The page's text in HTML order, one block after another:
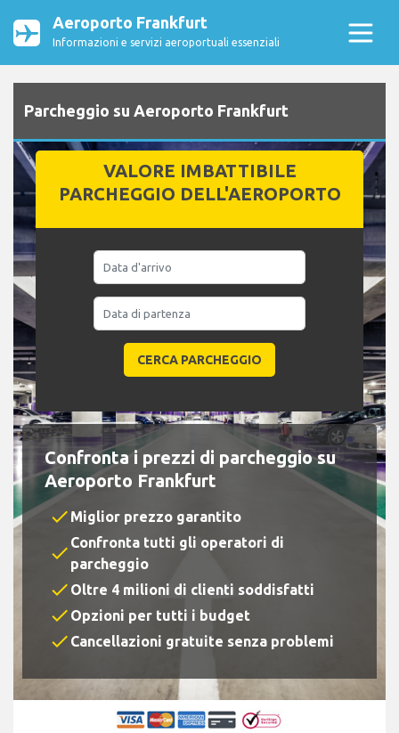
Aeroporto Frankfurt
Informazioni e servizi aeroportuali essenziali
Parcheggio su Aeroporto Frankfurt
VALORE IMBATTIBILE
PARCHEGGIO DELL'AEROPORTO
Confronta i prezzi di parcheggio su
Aeroporto Frankfurt
check Miglior prezzo garantito
check Confronta tutti gli operatori di
parcheggio
check Oltre 4 milioni di clienti soddisfatti
check Opzioni per tutti i budget
check Cancellazioni gratuite senza problemi